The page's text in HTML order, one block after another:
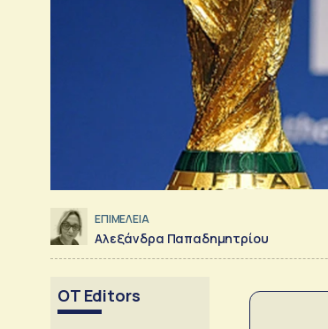
ΕΠΙΜΕΛΕΙΑ
Αλεξάνδρα Παπαδημητρίου
OT Editors